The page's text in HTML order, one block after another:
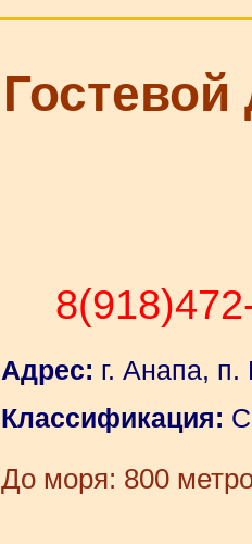
Адрес: г. Анапа, п.
Классификация:
До моря: 800